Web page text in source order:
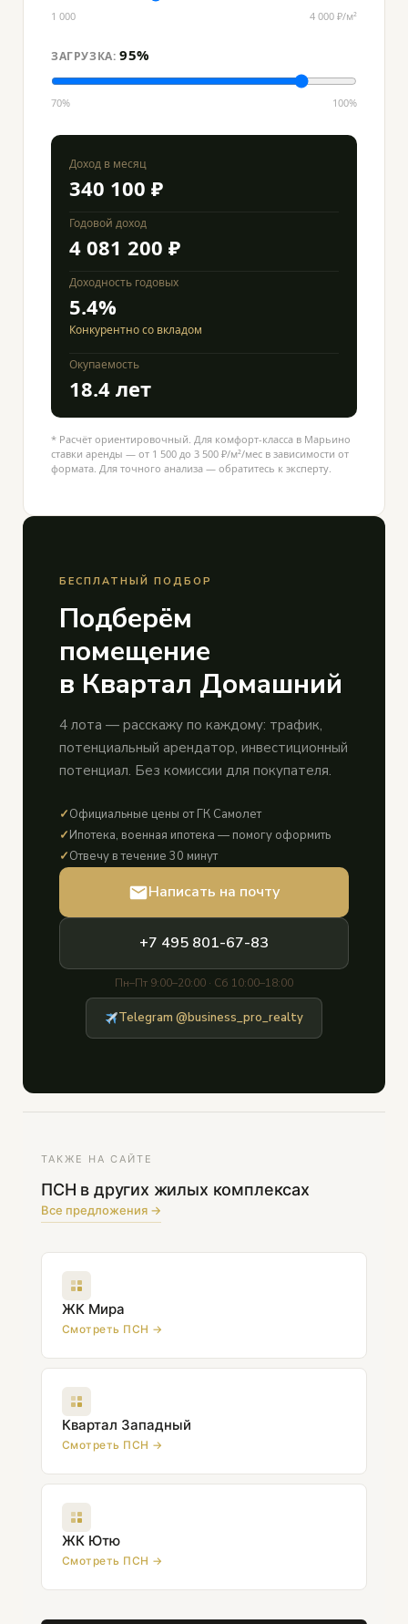
1 000 4 000 ₽/м²
ЗАГРУЗКА: 95%
70% 100%
Доход в месяц
340 100 ₽
Годовой доход
4 081 200 ₽
Доходность годовых
5.4%
Конкурентно со вкладом
Окупаемость
18.4 лет
* Расчёт ориентировочный. Для комфорт-класса в Марьино
ставки аренды — от 1 500 до 3 500 ₽/м²/мес в зависимости от
формата. Для точного анализа — обратитесь к эксперту.
БЕСПЛАТНЫЙ ПОДБОР
Подберём
помещение
в Квартал Домашний
4 лота — расскажу по каждому: трафик,
потенциальный арендатор, инвестиционный
потенциал. Без комиссии для покупателя.
✓Официальные цены от ГК Самолет
✓Ипотека, военная ипотека — помогу оформить
✓Отвечу в течение 30 минут
Написать на почту
+7 495 801-67-83
Пн–Пт 9:00–20:00 · Сб 10:00–18:00
Telegram @business_pro_realty
ТАКЖЕ НА САЙТЕ
ПСН в других жилых комплексах
Все предложения →
ЖК Мира
Смотреть ПСН →
Квартал Западный
Смотреть ПСН →
ЖК Ютю
Смотреть ПСН →